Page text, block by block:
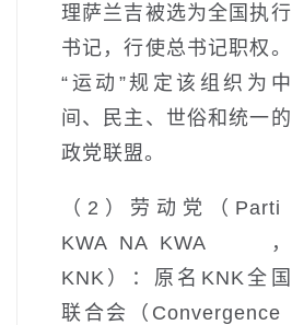
理萨兰吉被选为全国执行
书记，行使总书记职权。
“运动”规定该组织为中
间、民主、世俗和统一的
政党联盟。
（2）劳动党（Parti
KWA NA KWA，
KNK）：原名KNK全国
联合会（Convergence